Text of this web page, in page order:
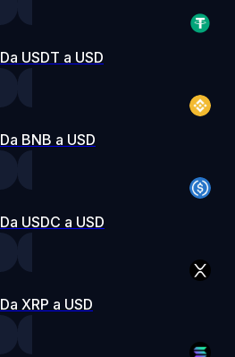
Da USDT a USD
Da BNB a USD
Da USDC a USD
Da XRP a USD